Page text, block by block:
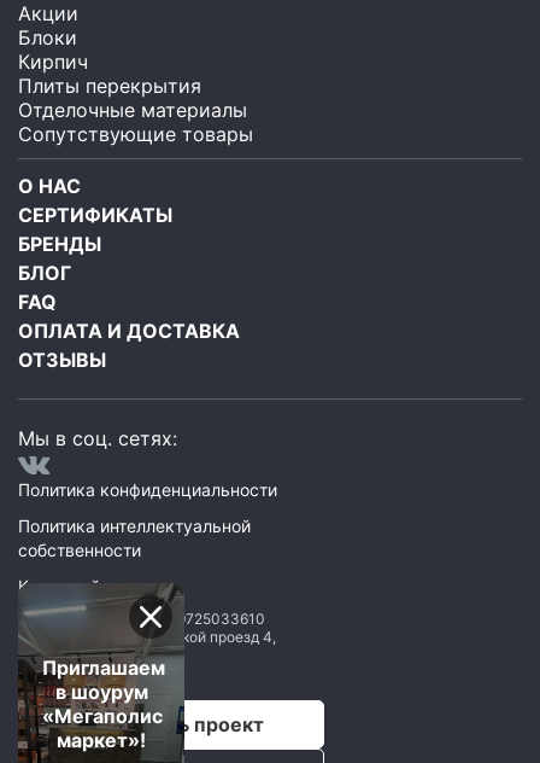
Акции
Блоки
Кирпич
Плиты перекрытия
Отделочные материалы
Сопутствующие товары
О НАС
СЕРТИФИКАТЫ
БРЕНДЫ
БЛОГ
FAQ
ОПЛАТА И ДОСТАВКА
ОТЗЫВЫ
Мы в соц. сетях:
Политика конфиденциальности
Политика интеллектуальной
собственности
Карта сайта
ООО Мегаполис ИНН: 9725033610
119071
2 Донской проезд 4,
строение 1, пом. 435
Рассчитать проект
Приглашаем
в шоурум
«Мегаполис
маркет»!